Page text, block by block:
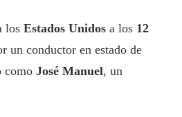
los Estados Unidos a los 12
un conductor en estado de
como José Manuel, un